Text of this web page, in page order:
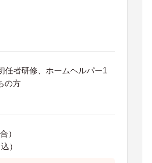
任者研修、ホームヘルパー1
の方
）
）